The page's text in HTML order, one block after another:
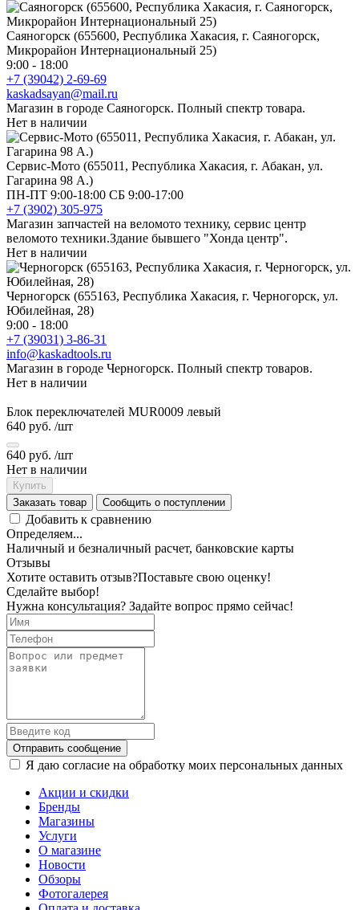
Саяногорск (655600, Республика Хакасия, г. Саяногорск,
Микрорайон Интернациональный 25)
9:00 - 18:00
+7 (39042) 2-69-69
kaskadsayan@mail.ru
Магазин в городе Саяногорск. Полный спектр товара.
Нет в наличии
Сервис-Мото (655011, Республика Хакасия, г. Абакан, ул.
Гагарина 98 А.)
ПН-ПТ 9:00-18:00 СБ 9:00-17:00
+7 (3902) 305-975
Магазин запчастей на веломото технику, сервис центр
веломото техники.Здание бывшего "Хонда центр".
Нет в наличии
Черногорск (655163, Республика Хакасия, г. Черногорск, ул.
Юбилейная, 28)
9:00 - 18:00
+7 (39031) 3-86-31
info@kaskadtools.ru
Магазин в городе Черногорск. Полный спектр товаров.
Нет в наличии
Блок переключателей MUR0009 левый
640 руб. /шт
640 руб. /шт
Нет в наличии
Купить
Заказать товар
Сообщить о поступлении
Добавить к сравнению
Определяем...
Наличный и безналичный расчет, банковские карты
Отзывы
Хотите оставить отзыв?Поставьте свою оценку!
Сделайте выбор!
Нужна консультация? Задайте вопрос прямо сейчас!
Отправить сообщение
Я даю согласие на обработку моих персональных данных
Акции и скидки
Бренды
Магазины
Услуги
О магазине
Новости
Обзоры
Фотогалерея